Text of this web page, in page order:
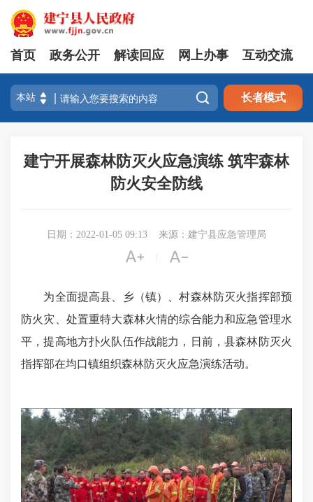
首页 政务公开 解读回应 网上办事 互动交流
 长者模式
建宁开展森林防灭火应急演练 筑牢森林
防火安全防线
日期：2022-01-05 09:13 来源：建宁县应急管理局
 
为全面提高县、乡（镇）、村森林防灭火指挥部预
防火灾、处置重特大森林火情的综合能力和应急管理水
平，提高地方扑火队伍作战能力，日前，县森林防灭火
指挥部在均口镇组织森林防灭火应急演练活动。